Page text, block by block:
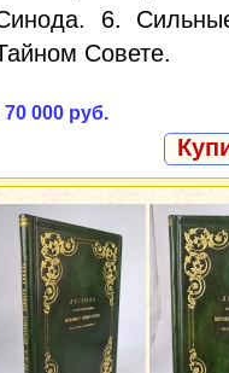
6.
Совете.
000 руб.